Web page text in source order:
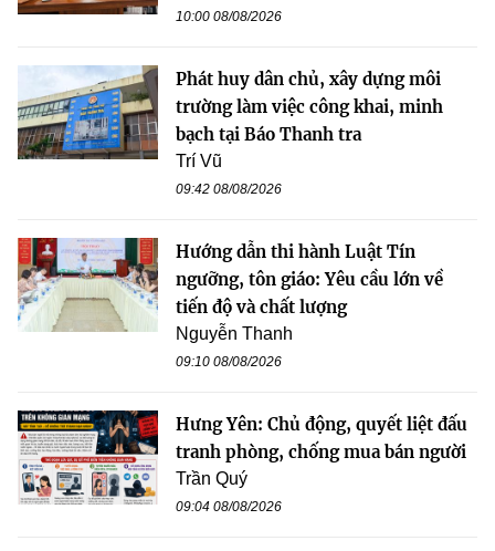
10:00 08/08/2026
Phát huy dân chủ, xây dựng môi
trường làm việc công khai, minh
bạch tại Báo Thanh tra
Trí Vũ
09:42 08/08/2026
Hướng dẫn thi hành Luật Tín
ngưỡng, tôn giáo: Yêu cầu lớn về
tiến độ và chất lượng
Nguyễn Thanh
09:10 08/08/2026
Hưng Yên: Chủ động, quyết liệt đấu
tranh phòng, chống mua bán người
Trần Quý
09:04 08/08/2026